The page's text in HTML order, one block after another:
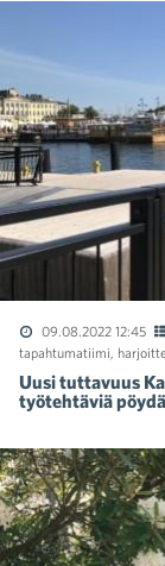
09.08.2022 12:45
tapahtumatiimi,
Uusi tuttavuus
työtehtäviä